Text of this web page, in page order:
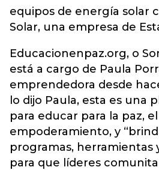
equipos de energía solar
Solar, una empresa de
Educacionenpaz.org, o
está a cargo de Paula
emprendedora desde
lo dijo Paula, esta es una
para educar para la paz,
empoderamiento, y
programas, herramientas
para que líderes